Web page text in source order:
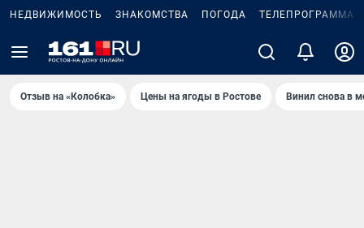
НЕДВИЖИМОСТЬ ЗНАКОМСТВА ПОГОДА ТЕЛЕПРОГРАММА
Отзыв на «Колобка» Цены на ягоды в Ростове Винил снова в